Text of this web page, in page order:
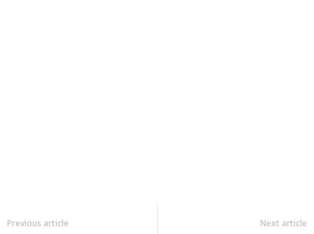
Previous article Next article